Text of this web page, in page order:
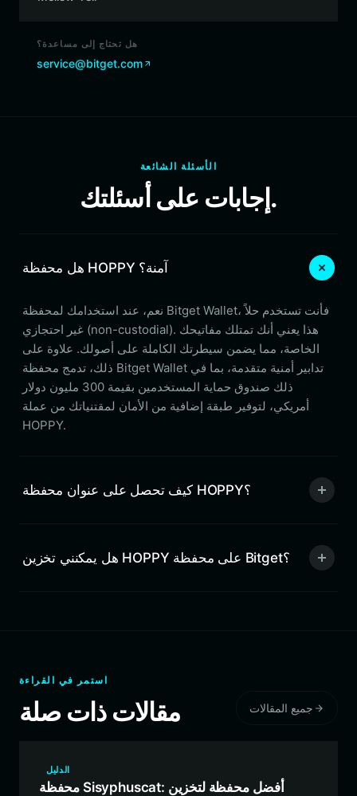
هل تحتاج إلى مساعدة؟
service@bitget.com
الأسئلة الشائعة
إجابات على أسئلتك.
هل محفظة HOPPY آمنة؟
نعم، عند استخدامك لمحفظة Bitget Wallet، فأنت تستخدم حلاً
غير احتجازي (non-custodial). هذا يعني أنك تمتلك مفاتيحك
الخاصة، مما يضمن سيطرتك الكاملة على أصولك. علاوة على
ذلك، تدمج محفظة Bitget Wallet تدابير أمنية متقدمة، بما في
ذلك صندوق حماية المستخدمين بقيمة 300 مليون دولار
أمريكي، لتوفير طبقة إضافية من الأمان لمقتنياتك من عملة
HOPPY.
كيف تحصل على عنوان محفظة HOPPY؟
هل يمكنني تخزين HOPPY على محفظة Bitget؟
استمر في القراءة
مقالات ذات صلة جميع المقالات
الدليل
محفظة Sisyphuscat: أفضل محفظة لتخزين